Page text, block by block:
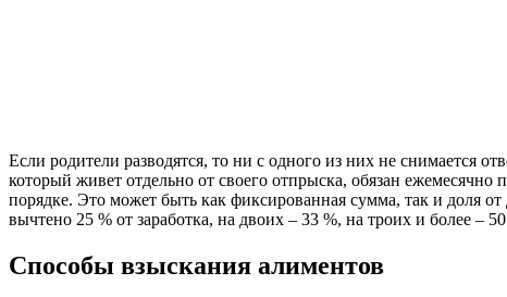
Если родители разводятся, то ни с одного из них не снимается
который живет отдельно от своего отпрыска, обязан ежемесячно
порядке. Это может быть как фиксированная сумма, так и доля
вычтено 25 % от заработка, на двоих – 33 %, на троих и более –
Способы взыскания алиментов